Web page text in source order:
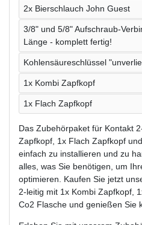
2x Bierschlauch John Guest
3/8" und 5/8" Aufschraub-
Länge - komplett fertig!
Kohlensäureschlüssel
1x Kombi Zapfkopf
1x Flach Zapfkopf
Das Zubehörpaket für Kontakt
Zapfkopf, 1x Flach Zapfkopf
einfach zu installieren und zu
alles, was Sie benötigen, um
optimieren. Kaufen Sie jetzt
2-leitig mit 1x Kombi Zapfkopf,
Co2 Flasche und genießen Sie